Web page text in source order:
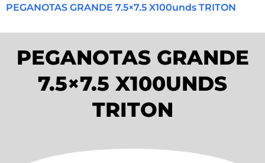
PEGANOTAS GRANDE 7.5×7.5 X100unds TRITON
PEGANOTAS GRANDE
7.5×7.5 X100UNDS
TRITON